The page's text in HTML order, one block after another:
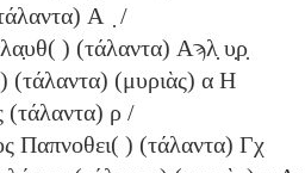
Α ̣
/
) (τάλαντα) Αϡλ̣ υ̣ρ̣
(τάλαντα) (μυριὰς) α Η
(τάλαντα) ρ /
Παπνοθει( ) (τάλαντα) Γχ